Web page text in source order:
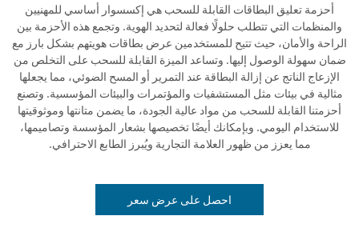
أحزمة تعليق البطاقات القابلة للسحب هي إكسسوار أساسي للمهنيين
والمنظمات التي تتطلب حلولًا فعالة لتحديد الهوية. وتجمع هذه الأحزمة بين
الراحة والأمان، حيث تتيح للمستخدمين عرض بطاقات هويتهم بشكل بارز مع
ضمان سهولة الوصول إليها. وتساعد الميزة القابلة للسحب على التخلص من
الإزعاج الناتج عن إزالة البطاقة عند التمرير أو المسح الضوئي، مما يجعلها
مثالية في بيئات مثل المستشفيات والمؤتمرات والبيئات المؤسسية. وتصنع
أحزمتنا القابلة للسحب من مواد عالية الجودة، ما يضمن متانتها وموثوقيتها
للاستخدام اليومي. وبإمكانك أيضًا تخصيصها بشعار المؤسسة وتصاميمها،
مما يعزز من ظهور العلامة التجارية ويُبرز الطابع الاحترافي.
احصل على عرض سعر